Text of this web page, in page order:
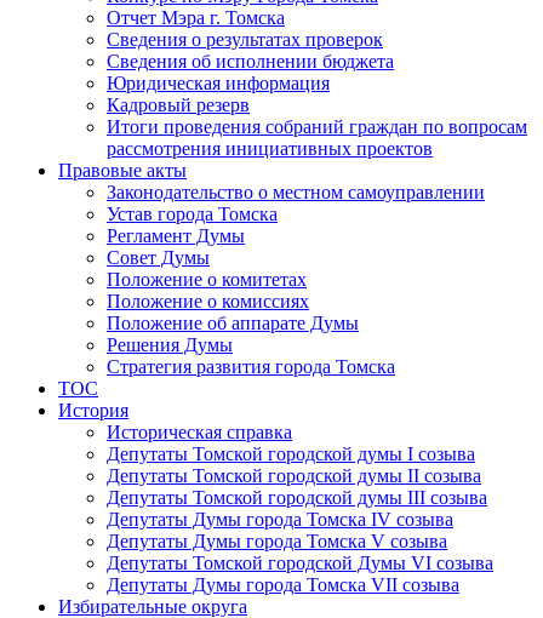
Отчет Мэра г. Томска
Сведения о результатах проверок
Сведения об исполнении бюджета
Юридическая информация
Кадровый резерв
Итоги проведения собраний граждан по вопросам
рассмотрения инициативных проектов
Правовые акты
Законодательство о местном самоуправлении
Устав города Томска
Регламент Думы
Совет Думы
Положение о комитетах
Положение о комиссиях
Положение об аппарате Думы
Решения Думы
Стратегия развития города Томска
ТОС
История
Историческая справка
Депутаты Томской городской думы I созыва
Депутаты Томской городской думы II созыва
Депутаты Томской городской думы III созыва
Депутаты Думы города Томска IV созыва
Депутаты Думы города Томска V созыва
Депутаты Томской городской Думы VI созыва
Депутаты Думы города Томска VII созыва
Избирательные округа